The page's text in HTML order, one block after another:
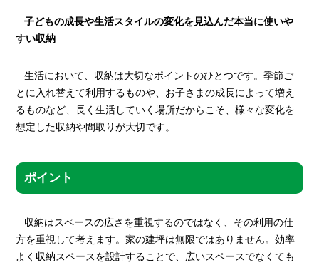
子どもの成長や生活スタイルの変化を見込んだ本当に使いや
すい収納
生活において、収納は大切なポイントのひとつです。季節ご
とに入れ替えて利用するものや、お子さまの成長によって増え
るものなど、長く生活していく場所だからこそ、様々な変化を
想定した収納や間取りが大切です。
ポイント
収納はスペースの広さを重視するのではなく、その利用の仕
方を重視して考えます。家の建坪は無限ではありません。効率
よく収納スペースを設計することで、広いスペースでなくても